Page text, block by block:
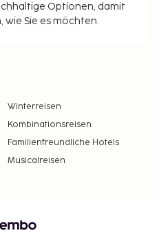
Optionen, damit
wie Sie es möchten.
Winterreisen
Kombinationsreisen
Familienfreundliche Hotels
Musicalreisen